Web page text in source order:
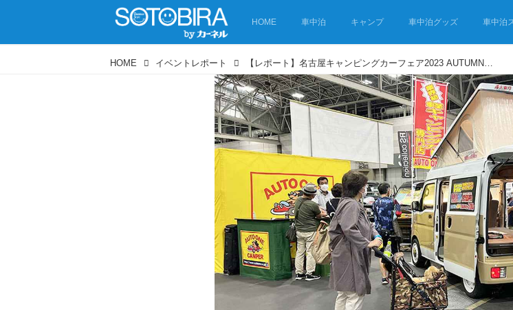
HOME 車中泊 キャンプ 車中泊グッズ 車中泊
HOME イベントレポート 【レポート】名古屋キャンピングカーフェア2023 AUTUMN 地元ビルダーブースが大盛況！